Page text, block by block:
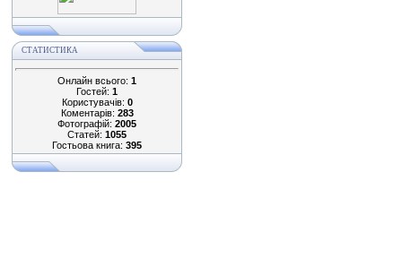
СТАТИСТИКА
Онлайн всього: 1
Гостей: 1
Користувачів: 0
Коментарів: 283
Фотографій: 2005
Статей: 1055
Гостьова книга: 395